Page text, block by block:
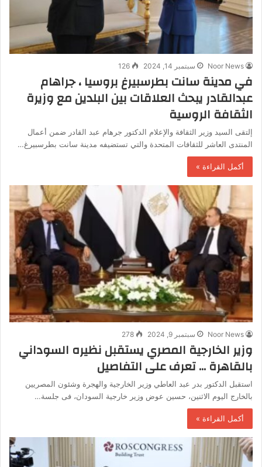
Noor News سبتمبر 14, 2024 126
في مدينة سانت بطرسبيرغ بروسيا ، جراهام
عبدالقادر يبحث العلاقات بين البلدين مع وزيرة
الثقافة الروسية
إلتقى السيد وزير الثقافة والإعلام الدكتور جرهام عبد القادر ضمن أعمال
المنتدى العاشر للثقافات المتحدة والتي تستضيفه مدينة سانت بطرسبيرغ…
أكمل القراءة »
Noor News سبتمبر 9, 2024 278
وزير الخارجية المصري يستقبل نظيره السوداني
بالقاهرة … تعرف على التفاصيل
استقبل الدكتور بدر عبد العاطي وزير الخارجية والهجرة وشئون المصريين
بالخارج اليوم الاثنين، حسين عوض وزير خارجية السودان، فى جلسة…
أكمل القراءة »